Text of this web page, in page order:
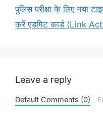
पुलिस परीक्षा के लिए नया
करें एडमिट कार्ड (Link
Leave a reply
Default Comments (0)